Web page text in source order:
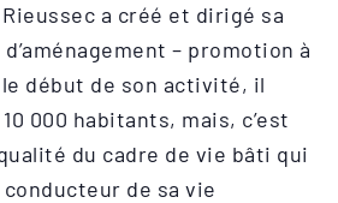
Rieussec a créé et dirigé sa
– promotion à
début de son activité, il
000 habitants, mais, c’est
du cadre de vie bâti qui
de sa vie